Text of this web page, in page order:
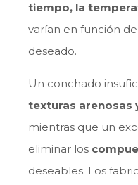
tiempo, la
varían en función
deseado.
Un conchado
texturas arenosas
mientras que un
eliminar los
deseables. Los